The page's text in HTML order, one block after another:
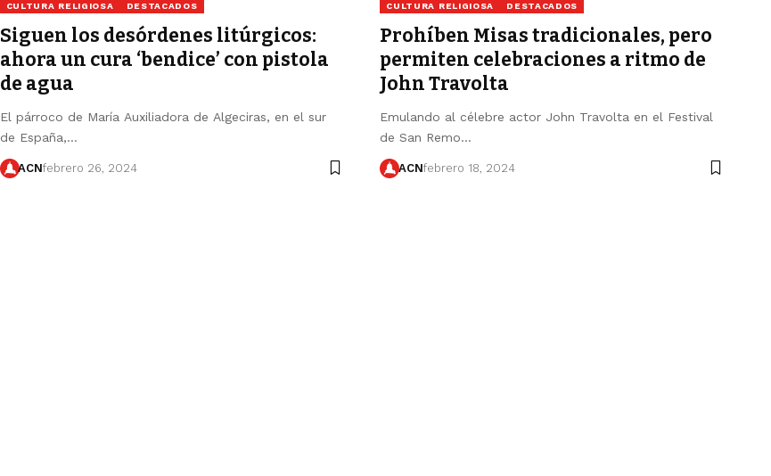
CULTURA RELIGIOSA DESTACADOS
Siguen los desórdenes litúrgicos:
ahora un cura ‘bendice’ con pistola
de agua
El párroco de María Auxiliadora de Algeciras, en el sur
de España,…
ACNfebrero 26, 2024
CULTURA RELIGIOSA DESTACADOS
Prohíben Misas tradicionales, pero
permiten celebraciones a ritmo de
John Travolta
Emulando al célebre actor John Travolta en el Festival
de San Remo…
ACNfebrero 18, 2024